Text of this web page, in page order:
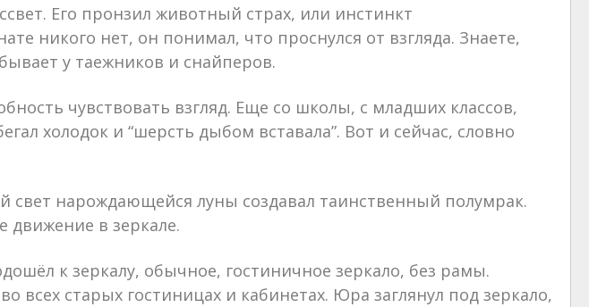
Его пронзил животный страх, или инстинкт
никого нет, он понимал, что проснулся от взгляда. Знаете,
у таежников и снайперов.
чувствовать взгляд. Еще со школы, с младших классов,
холодок и “шерсть дыбом вставала”. Вот и сейчас, словно
свет нарождающейся луны создавал таинственный полумрак.
движение в зеркале.
к зеркалу, обычное, гостиничное зеркало, без рамы.
всех старых гостиницах и кабинетах. Юра заглянул под зеркало,